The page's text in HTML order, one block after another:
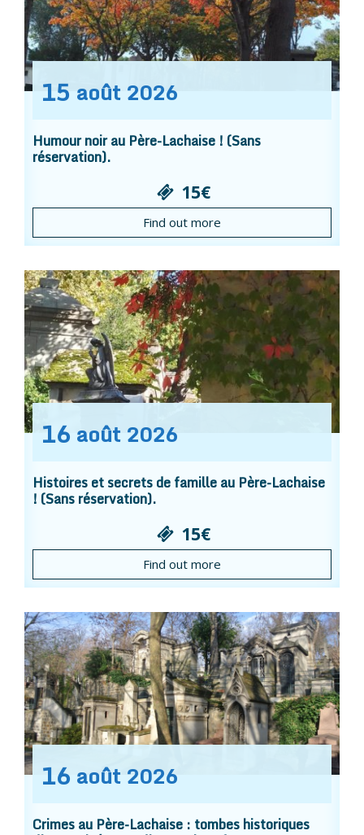
15 août 2026
Humour noir au Père-Lachaise ! (Sans
réservation).
15€
Find out more
16 août 2026
Histoires et secrets de famille au Père-Lachaise
! (Sans réservation).
15€
Find out more
16 août 2026
Crimes au Père-Lachaise : tombes historiques